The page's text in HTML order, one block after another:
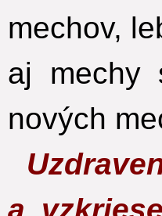
mechov,
aj mechy
nových